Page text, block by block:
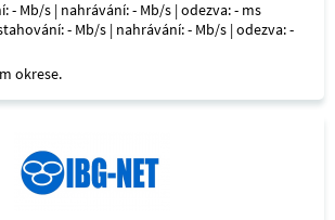
- Mb/s | nahrávání: - Mb/s | odezva: - ms
- Mb/s | nahrávání: - Mb/s | odezva: -
okrese.